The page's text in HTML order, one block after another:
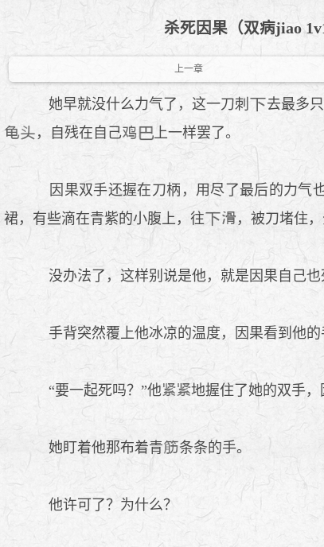
杀死因果（双病jiao
上一章
她早就没什么力气了，这一刀刺 去最多
，自残在自己
上一样罢了。
因果双手还握在刀柄，用尽了最后的力气
裙，有些滴在青紫的小腹上，往
，被刀堵住
没办法了，这样别说是他，就是因果自己也
手背突然覆上他冰凉的温度，因果看到他的
“要一起死吗？”他 地握住了她的双手
她盯着他那布着青 条条的手。
他许可了？为什么？